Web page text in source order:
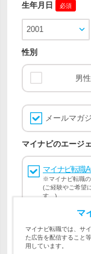
生年月日 必須
2001
性別
男性
メールマガ
マイナビのエージ
マイナビ転職
※マイナビ転職の
(ご経験やご希望
す。)
会員登録には マ
会員規約、マイ
個人情報の取り扱い
マ
マイナビ転職では、サ
た広告を配信すること
用しています。